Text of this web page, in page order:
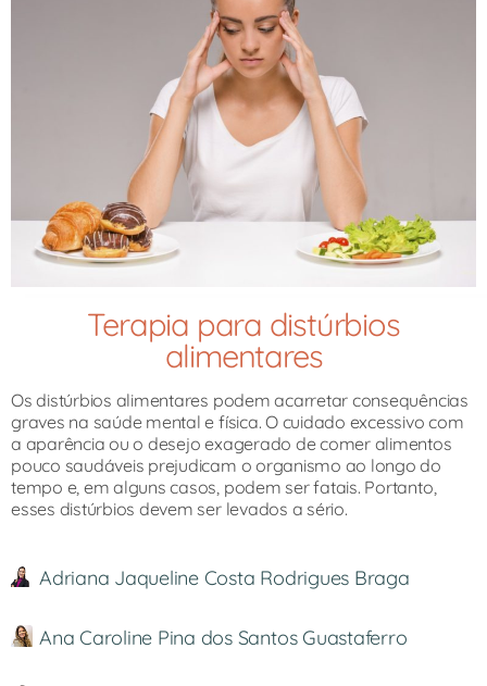
Terapia para distúrbios
alimentares​
Os distúrbios alimentares podem acarretar consequências
graves na saúde mental e física. O cuidado excessivo com
a aparência ou o desejo exagerado de comer alimentos
pouco saudáveis prejudicam o organismo ao longo do
tempo e, em alguns casos, podem ser fatais. Portanto,
esses distúrbios devem ser levados a sério. ​
Adriana Jaqueline Costa Rodrigues Braga
Ana Caroline Pina dos Santos Guastaferro